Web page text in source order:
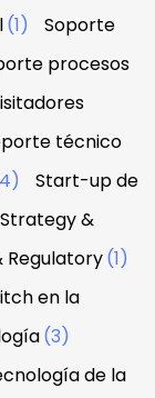
(1)
Soporte
procesos
técnico
Start-up de
Strategy &
Regulatory(1)
en la
(3)
de la